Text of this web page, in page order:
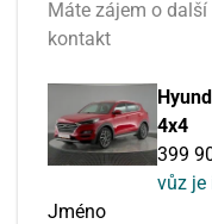
Máte zájem o
kontakt
4x4
399
vůz je
Jméno